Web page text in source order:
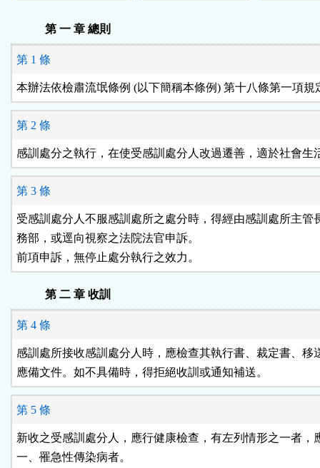
按
鈕
區
第 一 章 總則
第 1 條
本辦法依檢肅流氓條例 (以下簡稱本條例) 第十八條第一項規
第 2 條
感訓處分之執行，在使受感訓處分人改過遷善，適於社會生
第 3 條
受感訓處分人不服感訓處所之處分時，得經由感訓處所主管
務部，或逕向視察之法院法官申訴。
前項申訴，無停止處分執行之效力。
第 二 章 收訓
第 4 條
感訓處所接收感訓處分人時，應檢查其執行書、裁定書、移
應備文件。如不具備時，得拒絕收訓或通知補送。
第 5 條
新收之受感訓處分人，應行健康檢查，有左列情形之一者，
一、罹急性傳染病者。